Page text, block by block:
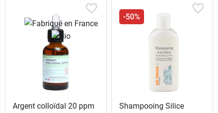
Argent colloïdal 20 ppm
-50%
Shampooing Silice